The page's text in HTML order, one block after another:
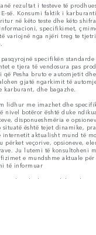
rezultat i testeve të
së. Konsumi faktik i
në këto teste dhe këto
specifikimet,
variojnë nga njëri treg te
specifikën
e tjera të vendosura pas
që Pesha bruto e automjetit
gjatë ngarkimit të
karburant, dhe bagazhe.
lidhur me imazhet dhe
nivel botëror është duke
disponueshmëria e
është tejet dinamike,
internetit aktualisht mund të
përket veçorive, opsioneve,
Ju lutemi të konsultoheni
e mundshme aktuale
të informuar
po kërkon vazhdimisht